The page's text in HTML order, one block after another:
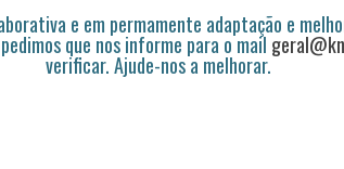
e em permamente adaptação e
que nos informe para o mail
verificar. Ajude-nos a melhorar.